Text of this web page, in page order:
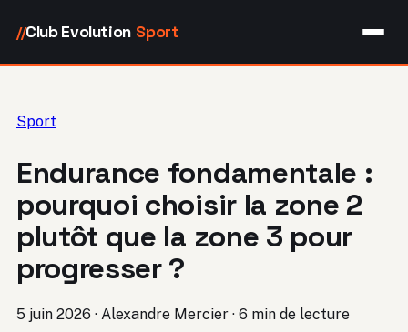
//Club Evolution Sport
Sport
Endurance fondamentale :
pourquoi choisir la zone 2
plutôt que la zone 3 pour
progresser ?
5 juin 2026 · Alexandre Mercier · 6 min de lecture